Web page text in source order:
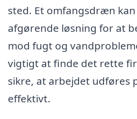
sted. Et omfangsdræn
afgørende løsning for at
mod fugt og
vigtigt at finde det rette
sikre, at arbejdet udføres
effektivt.